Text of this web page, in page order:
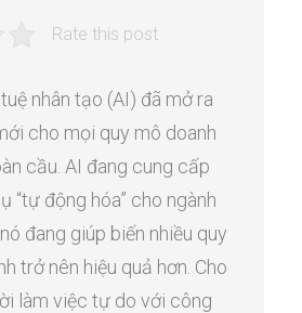
Rate this post
nhân tạo (AI) đã mở ra
cho mọi quy mô doanh
cầu. AI đang cung cấp
“tự động hóa” cho ngành
đang giúp biến nhiều quy
trở nên hiệu quả hơn. Cho
làm việc tự do với công